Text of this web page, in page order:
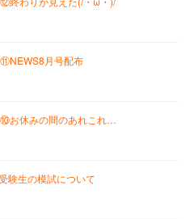
月号配布
お休みの間のあれこれ…
験生の模試について